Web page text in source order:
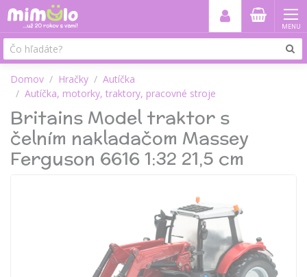
MENU
Domov Hračky
Autíčka
Autíčka, motorky, traktory, pracovné stroje
Britains Model traktor s
čelním nakladačom Massey
Ferguson 6616 1:32 21,5 cm